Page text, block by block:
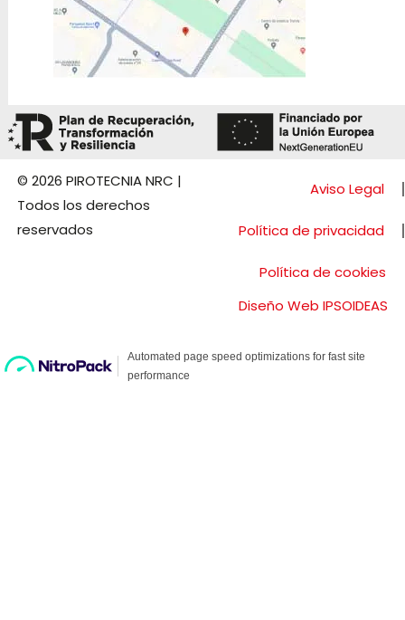
© 2026 PIROTECNIA NRC |
Todos los derechos
reservados
Aviso Legal
Política de privacidad
Política de cookies
Diseño Web IPSOIDEAS